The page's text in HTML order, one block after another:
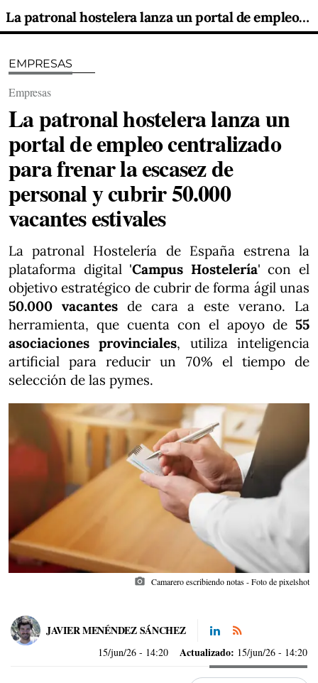
La patronal hostelera lanza un portal de empleo centralizado para frenar la escasez de personal y cubrir 50.000 vacantes estivales
EMPRESAS
Empresas
La patronal hostelera lanza un
portal de empleo centralizado
para frenar la escasez de
personal y cubrir 50.000
vacantes estivales
La patronal Hostelería de España estrena la
plataforma digital 'Campus Hostelería' con el
objetivo estratégico de cubrir de forma ágil unas
50.000 vacantes de cara a este verano. La
herramienta, que cuenta con el apoyo de 55
asociaciones provinciales, utiliza inteligencia
artificial para reducir un 70% el tiempo de
selección de las pymes.
photo_camera Camarero escribiendo notas - Foto de pixelshot
JAVIER MENÉNDEZ SÁNCHEZ
15/jun/26 - 14:20 Actualizado: 15/jun/26 - 14:20